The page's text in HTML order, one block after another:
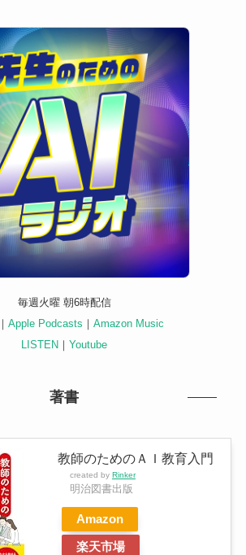
毎週火曜 朝6時配信
｜ Apple Podcasts ｜ Amazon Music
LISTEN ｜ Youtube
著書
教師のためのＡＩ教育入門
created by Rinker
明治図書出版
Amazon
楽天市場